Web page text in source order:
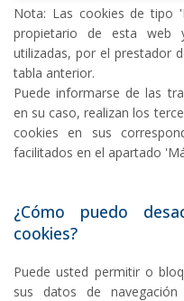
Nota: Las cookies de tipo
propietario de esta web
utilizadas, por el prestador
tabla anterior.
Puede informarse de las
en su caso, realizan los
cookies en sus
facilitados en el apartado
¿Cómo puedo
cookies?
Puede usted permitir o
sus datos de